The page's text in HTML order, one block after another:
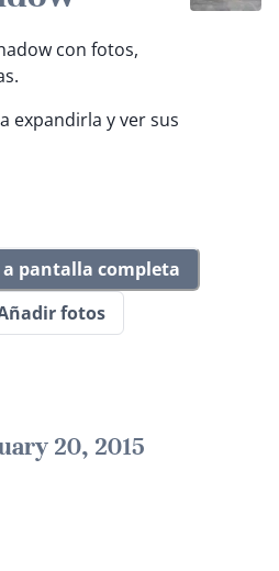
con fotos,
expandirla y ver sus
a pantalla completa
fotos
20, 2015